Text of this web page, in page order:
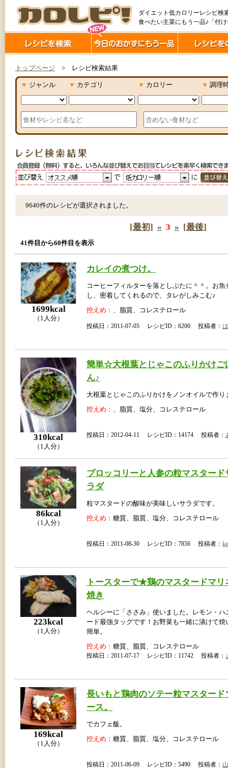
ダイエット低カロリーレシピ検
食べたい主菜にもう一品♪「付
トップページ > レシピ検索結果
▼ ジャンル ▼ カテゴリ ▼ カロリー ▼ 調理
9640件のレシピが選択されました。
[最初] « 3 » [最後]
41件目から60件目を表示
1699kcal
（1人分）
カレイの煮つけ。
コーヒーフィルターを落としぶたに＾＾。お魚
し、密着してくれるので、タレがしみこむ♪
控えめ： 、脂質、コレステロール
投稿日：2011-07-05 レシピID：6200 投稿者：
310kcal
（1人分）
簡単☆大根葉とじゃこのふりかけご
ん♪
大根葉とじゃこのふりかけをノンオイルで作り
控えめ： 、脂質、塩分、コレステロール
投稿日：2012-04-11 レシピID：14174 投稿者：
86kcal
（1人分）
ブロッコリーと人参の粒マスタード
ラダ
粒マスタードの酸味が美味しいサラダです。
控えめ： 糖質、脂質、塩分、コレステロール
投稿日：2011-08-30 レシピID：7856 投稿者：
223kcal
（1人分）
トースターで★鶏のマスタードマリ
焼き
ヘルシーに「ささみ」使いました。レモン・ハ
ード最強タッグです！お野菜も一緒に漬けて焼
簡単。
控えめ： 糖質、脂質、コレステロール
投稿日：2011-07-17 レシピID：11742 投稿者：
169kcal
（1人分）
長いもと鶏肉のソテー粒マスタード
ース。
でカフェ飯。
控えめ： 糖質、脂質、塩分、コレステロール
投稿日：2011-06-09 レシピID：5490 投稿者：